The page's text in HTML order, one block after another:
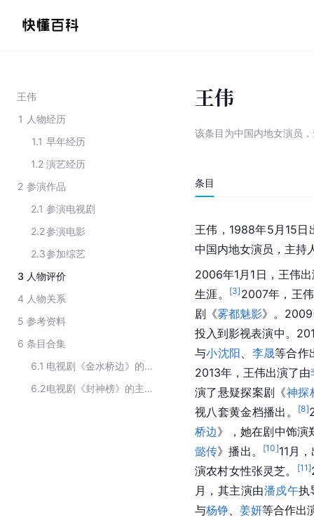
王伟
1 人物经历
1.1 早年经历
1.2 演艺经历
2 参演作品
2.1 参演电视剧
2.2参演电影
2.3参加综艺
3 人物评价
4 人物关系
5 参考资料
6 条目合集
6.1
电视剧《金水桥边》的演员
6.2
电视剧《封神榜》的主要演员
王伟
该条目为中国内地女演员 ，
条目
王伟，1988年5月15日
中国内地女演员，主持
2006年1月1日，王伟
生涯。
[3] 2007年，王
剧《雾都魅影》。
投入到影视表演中。
与小沈阳 李晟等合作
2013年，王伟出演了由
演了悬疑探案剧《神探
视八套黄金档播出。
[8]
桥边》，她在剧中饰演
懿传》播出。 [10]11月
演农村女性张灵芝。
[11]
月，其主演由潘戍午执
与杨铮 、姜妍等合作出